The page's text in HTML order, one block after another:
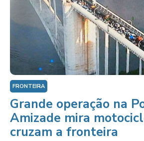
FRONTEIRA
Grande operação na
Amizade mira
cruzam a fronteira